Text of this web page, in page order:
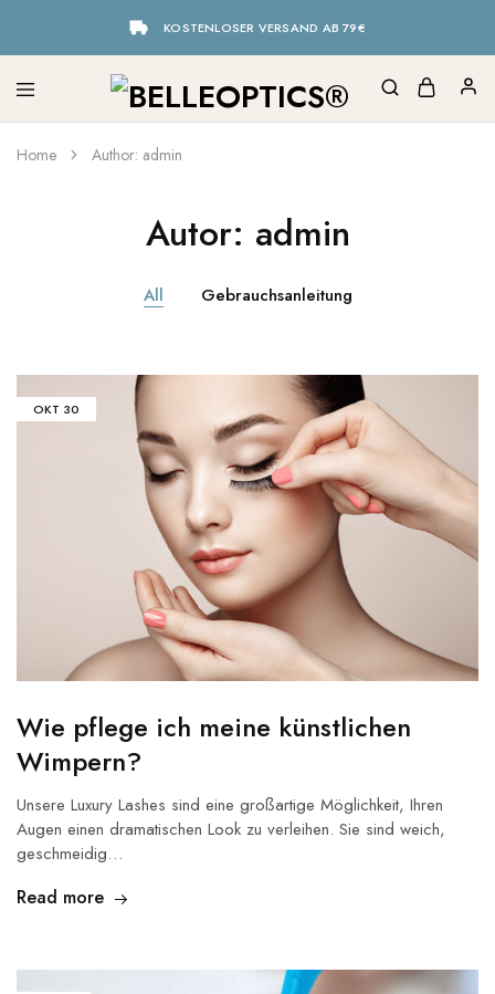
KOSTENLOSER VERSAND AB 79€
Home Author: admin
Autor: admin
All Gebrauchsanleitung
OKT 30
Wie pflege ich meine künstlichen
Wimpern?
Unsere Luxury Lashes sind eine großartige Möglichkeit, Ihren
Augen einen dramatischen Look zu verleihen. Sie sind weich,
geschmeidig…
Read more